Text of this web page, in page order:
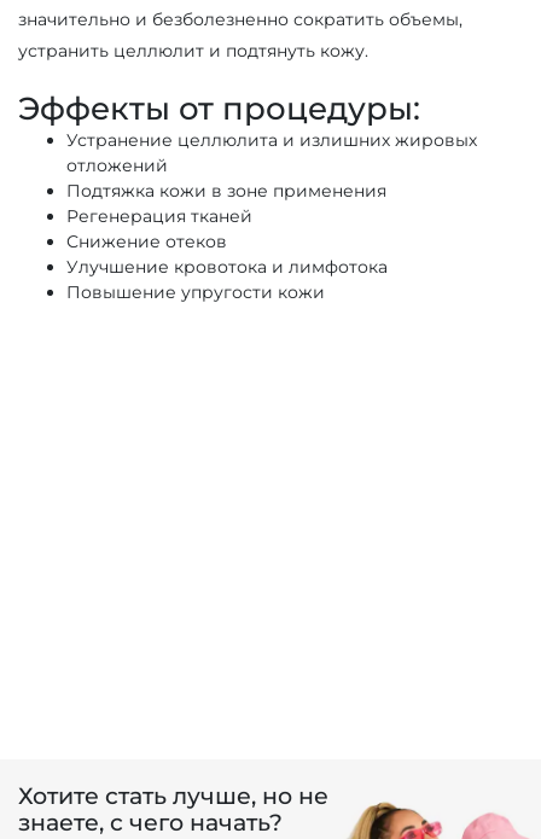
значительно и безболезненно сократить объемы,
устранить целлюлит и подтянуть кожу.
Эффекты от процедуры:
Устранение целлюлита и излишних жировых
отложений
Подтяжка кожи в зоне применения
Регенерация тканей
Снижение отеков
Улучшение кровотока и лимфотока
Повышение упругости кожи
Хотите стать лучше, но не
знаете, с чего начать?